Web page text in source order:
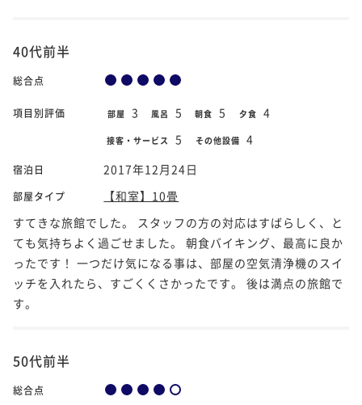
40代前半
総合点
項目別評価 部屋 3 風呂 5 朝食 5 夕食 4
接客・サービス 5 その他設備 4
宿泊日 2017年12月24日
部屋タイプ
【和室】10畳
すてきな旅館でした。 スタッフの方の対応はすばらしく、と
ても気持ちよく過ごせました。 朝食バイキング、最高に良か
ったです！ 一つだけ気になる事は、部屋の空気清浄機のスイ
ッチを入れたら、すごくくさかったです。 後は満点の旅館で
す。
50代前半
総合点